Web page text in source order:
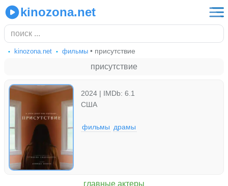
kinozona.net
kinozona.net фильмы • присутствие
присутствие
2024 | IMDb: 6.1
США
фильмы драмы
главные актеры